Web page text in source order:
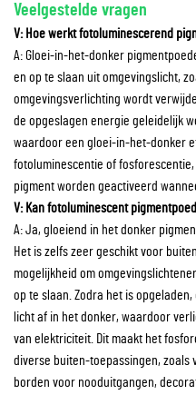
Veelgestelde vragen
V: Hoe werkt fotoluminescerend
A: Gloei-in-het-donker
en op te slaan uit omgevingslicht,
omgevingsverlichting wordt
de opgeslagen energie geleidelijk
waardoor een gloei-in-het-donker
fotoluminescentie of
pigment worden geactiveerd
V: Kan fotoluminescent
A: Ja, gloeiend in het donker
Het is zelfs zeer geschikt voor
mogelijkheid om
op te slaan. Zodra het is
licht af in het donker, waardoor
van elektriciteit. Dit maakt het
diverse buiten-toepassingen, zoals
borden voor nooduitgangen,